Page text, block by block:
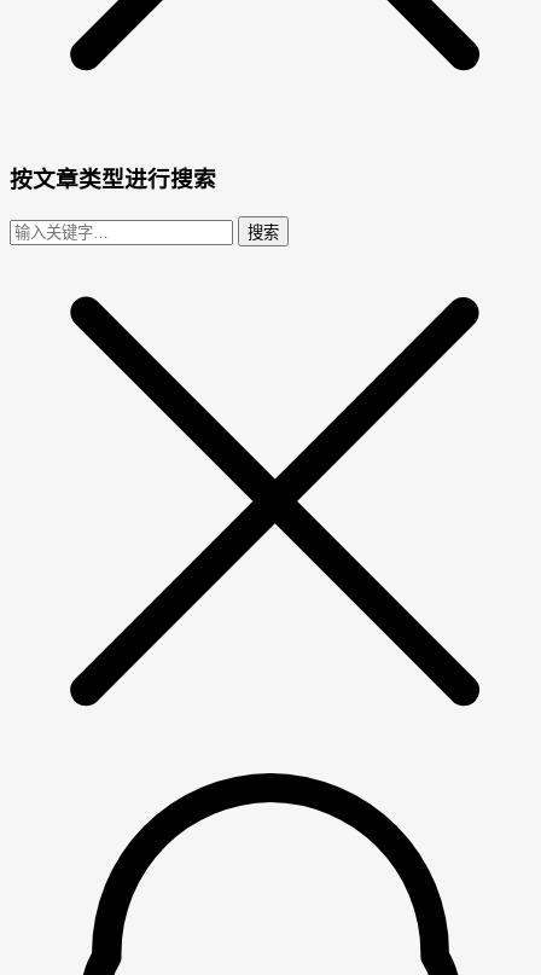
按文章类型进行搜索